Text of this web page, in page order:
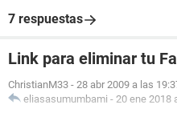
7 respuestas
Link para eliminar tu
ChristianM33 - 28 abr 2009 a las
eliasasumumbami - 20 ene 2018